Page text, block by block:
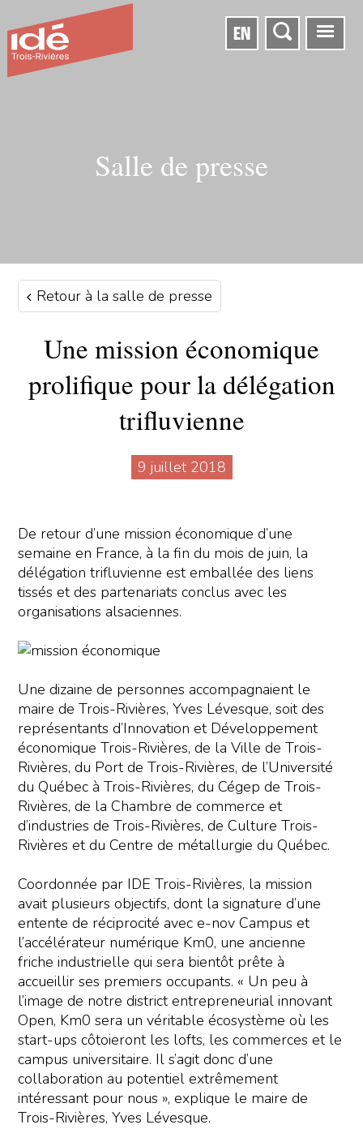
EN
Salle de presse
Retour à la salle de presse
Une mission économique
prolifique pour la délégation
trifluvienne
9 juillet 2018
De retour d’une mission économique d’une
semaine en France, à la fin du mois de juin, la
délégation trifluvienne est emballée des liens
tissés et des partenariats conclus avec les
organisations alsaciennes.
Une dizaine de personnes accompagnaient le
maire de Trois-Rivières, Yves Lévesque, soit des
représentants d’Innovation et Développement
économique Trois-Rivières, de la Ville de Trois-
Rivières, du Port de Trois-Rivières, de l’Université
du Québec à Trois-Rivières, du Cégep de Trois-
Rivières, de la Chambre de commerce et
d’industries de Trois-Rivières, de Culture Trois-
Rivières et du Centre de métallurgie du Québec.
Coordonnée par IDE Trois-Rivières, la mission
avait plusieurs objectifs, dont la signature d’une
entente de réciprocité avec e-nov Campus et
l’accélérateur numérique Km0, une ancienne
friche industrielle qui sera bientôt prête à
accueillir ses premiers occupants. « Un peu à
l’image de notre district entrepreneurial innovant
Open, Km0 sera un véritable écosystème où les
start-ups côtoieront les lofts, les commerces et le
campus universitaire. Il s’agit donc d’une
collaboration au potentiel extrêmement
intéressant pour nous », explique le maire de
Trois-Rivières, Yves Lévesque.